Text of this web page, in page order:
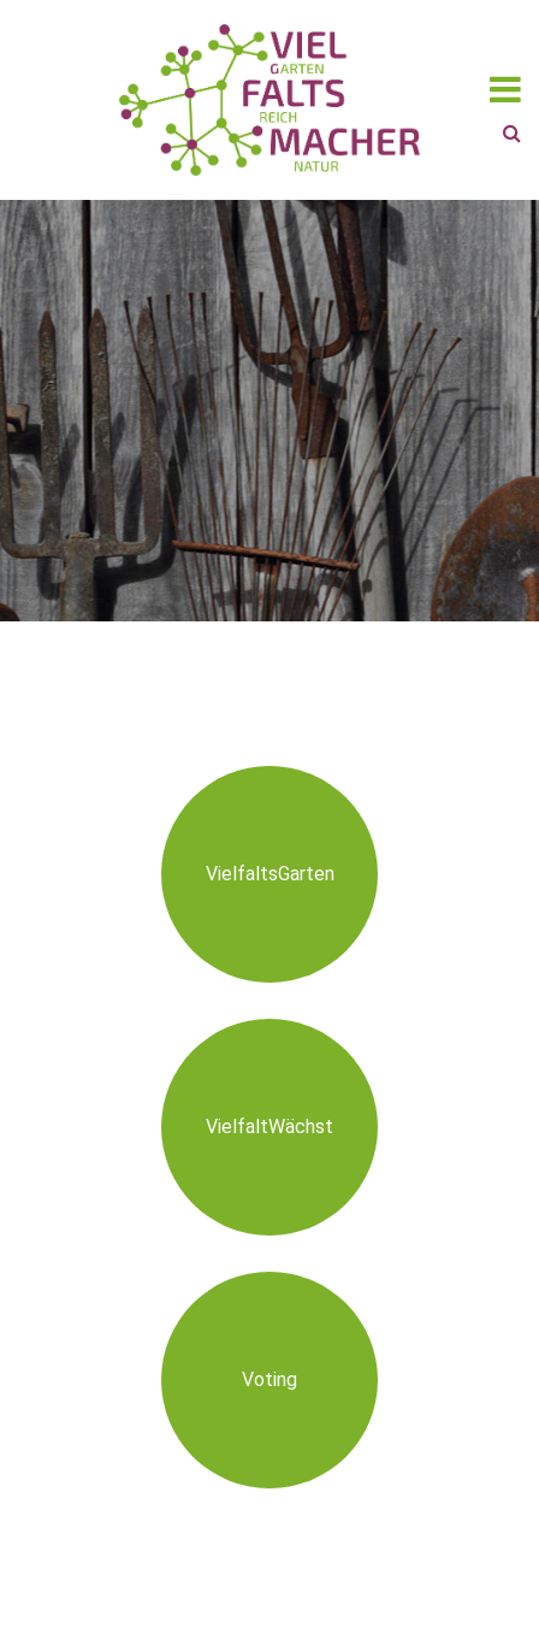
VielfaltsGarten
VielfaltWächst
Voting